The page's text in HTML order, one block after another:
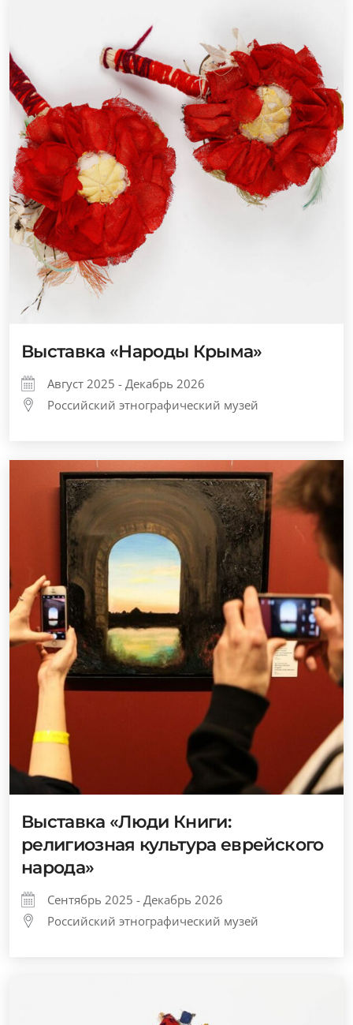
Выставка «Народы Крыма»
Август 2025 - Декабрь 2026
Российский этнографический музей
Выставка «Люди Книги:
религиозная культура еврейского
народа»
Сентябрь 2025 - Декабрь 2026
Российский этнографический музей